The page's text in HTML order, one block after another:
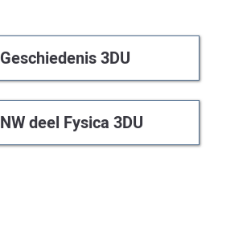
Geschiedenis 3DU
NW deel Fysica 3DU